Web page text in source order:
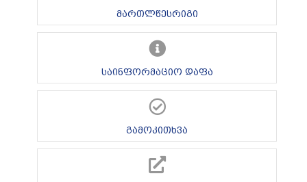
მართლწესრიგი
საინფორმაციო დაფა
გამოკითხვა